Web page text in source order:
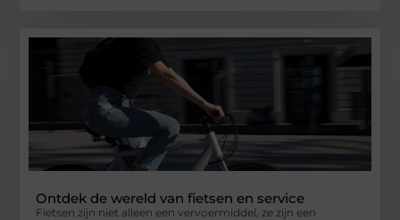
Ontdek de wereld van fietsen en service
Fietsen zijn niet alleen een vervoermiddel, ze zijn een